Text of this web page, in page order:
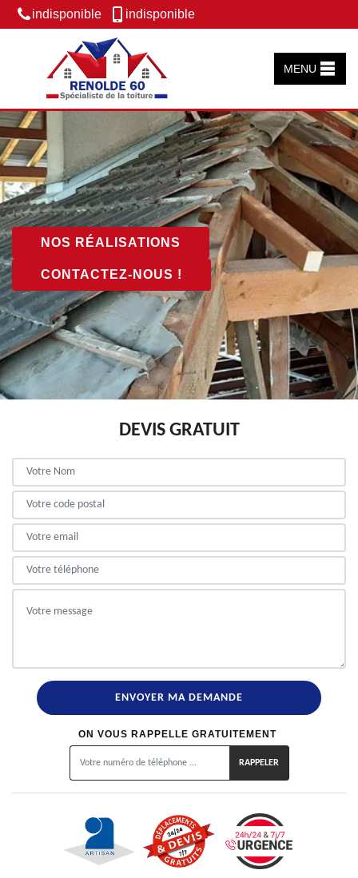
indisponible indisponible
MENU
NOS RÉALISATIONS
CONTACTEZ-NOUS !
DEVIS GRATUIT
ON VOUS RAPPELLE GRATUITEMENT